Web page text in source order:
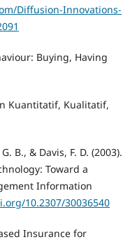
Diffusion-Innovations-
Buying, Having
Kuantitatif, Kualitatif,
B., & Davis, F. D. (2003).
Toward a
Information
10.2307/30036540
Insurance for